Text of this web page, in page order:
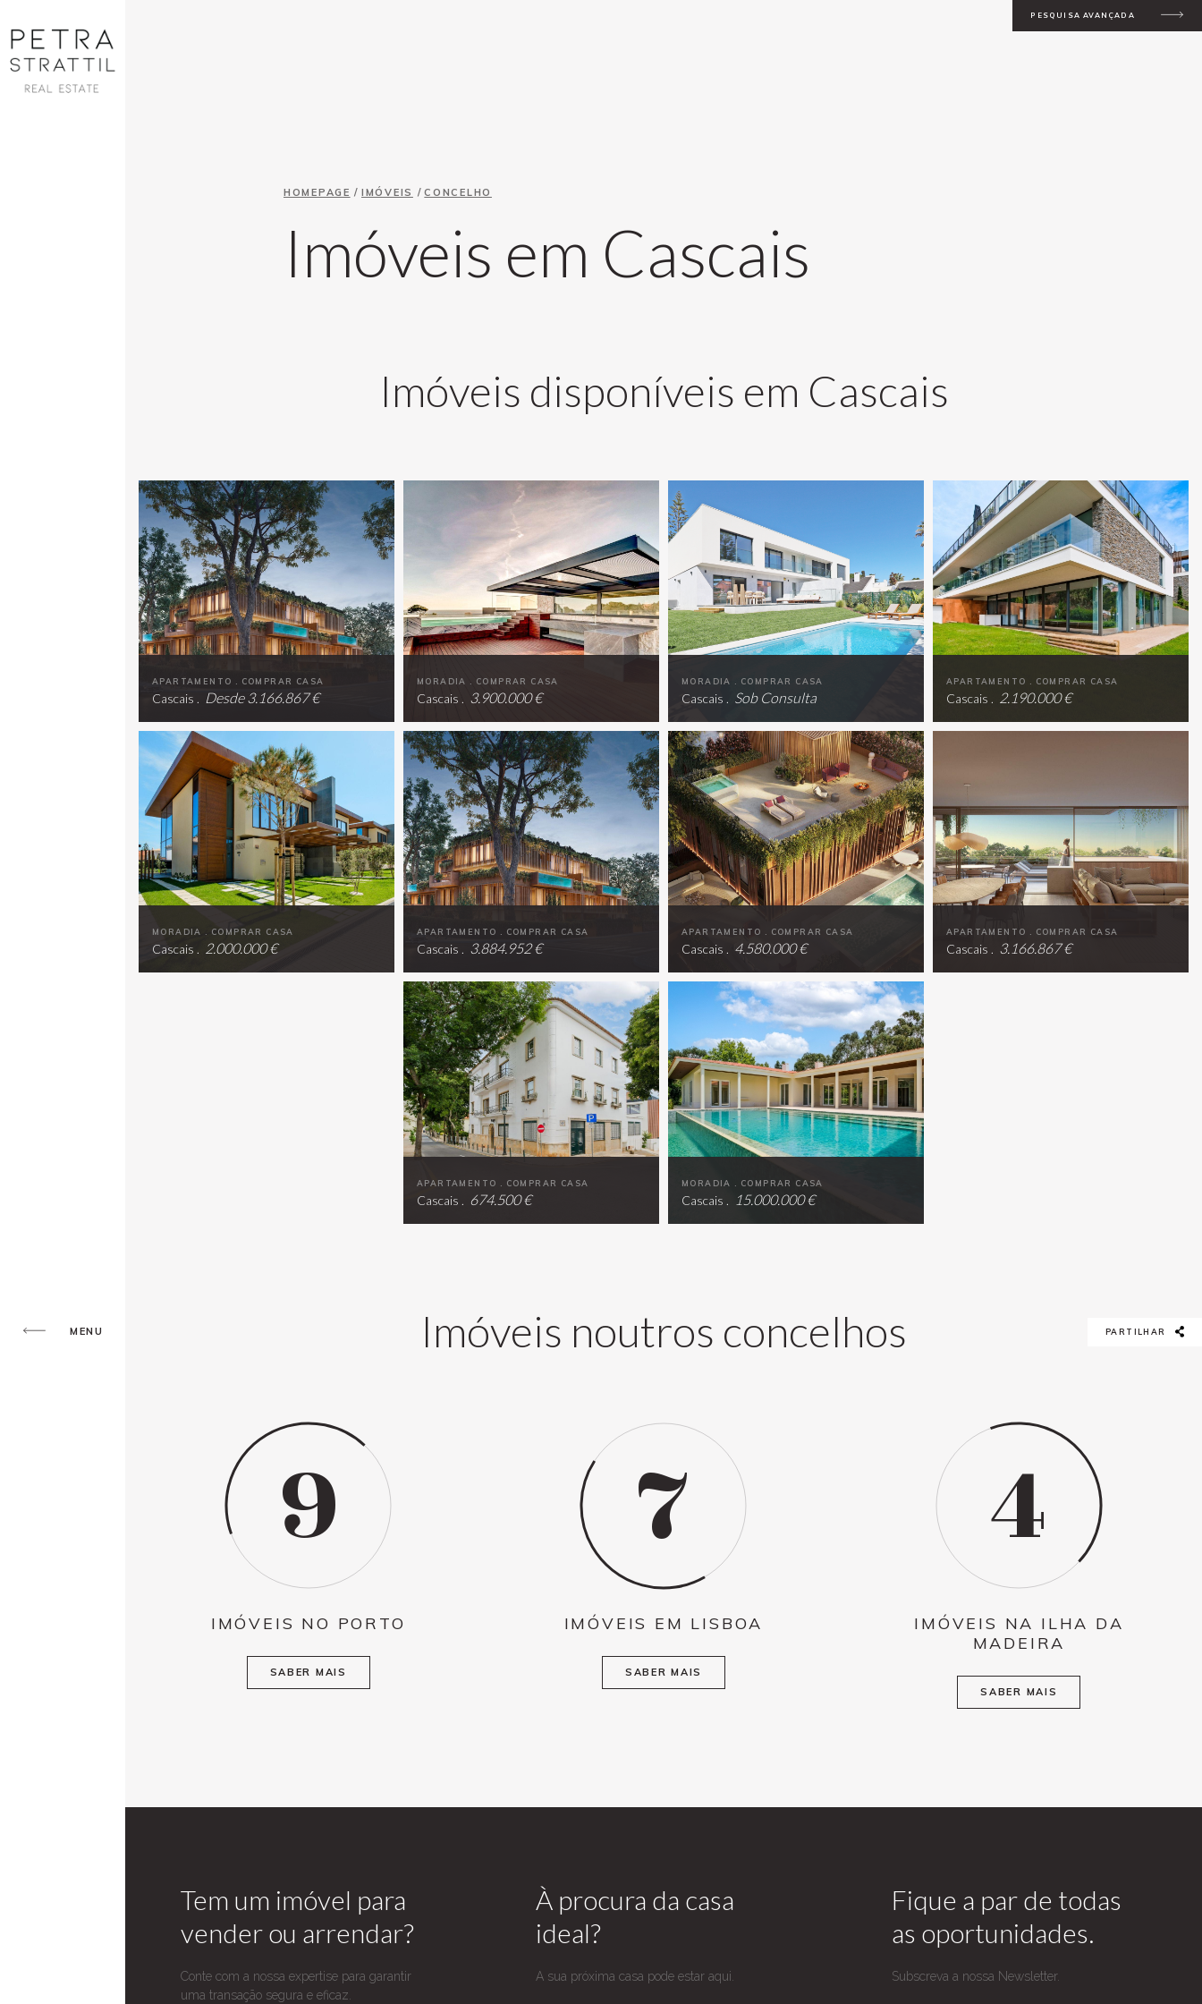
MENU
PESQUISA AVANÇADA
HOMEPAGE / IMÓVEIS / CONCELHO
Imóveis em Cascais
Imóveis disponíveis em Cascais
APARTAMENTO . COMPRAR CASA
Cascais . Desde 3.166.867 €
MORADIA . COMPRAR CASA
Cascais . 3.900.000 €
MORADIA . COMPRAR CASA
Cascais . Sob Consulta
APARTAMENTO . COMPRAR CASA
Cascais . 2.190.000 €
MORADIA . COMPRAR CASA
Cascais . 2.000.000 €
APARTAMENTO . COMPRAR CASA
Cascais . 3.884.952 €
APARTAMENTO . COMPRAR CASA
Cascais . 4.580.000 €
APARTAMENTO . COMPRAR CASA
Cascais . 3.166.867 €
APARTAMENTO . COMPRAR CASA
Cascais . 674.500 €
MORADIA . COMPRAR CASA
Cascais . 15.000.000 €
Imóveis noutros concelhos
9
IMÓVEIS NO PORTO
SABER MAIS
7
IMÓVEIS EM LISBOA
SABER MAIS
4
IMÓVEIS NA ILHA DA
MADEIRA
SABER MAIS
PARTILHAR
Tem um imóvel para
vender ou arrendar?
Conte com a nossa expertise para garantir
uma transação segura e eficaz.
À procura da casa
ideal?
A sua próxima casa pode estar aqui.
Fique a par de todas
as oportunidades.
Subscreva a nossa Newsletter.